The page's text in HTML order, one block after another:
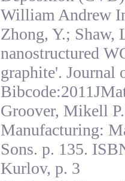
William Andrew
Zhong, Y.; Shaw,
nanostructured
graphite'. Journal
Groover, Mikell
Manufacturing:
Sons. p. 135.
Kurlov, p. 3